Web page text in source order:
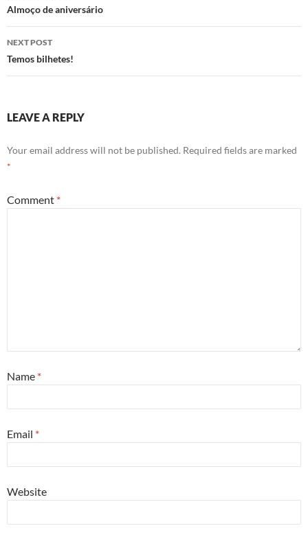
navigation
Almoço de aniversário
NEXT POST
Temos bilhetes!
LEAVE A REPLY
Your email address will not be published. Required fields are marked
*
Comment *
Name *
Email *
Website